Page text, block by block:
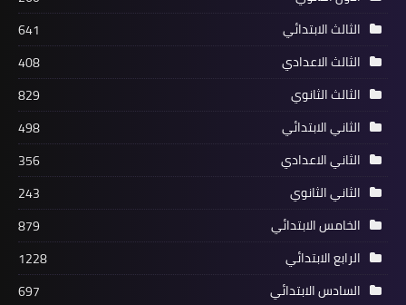
الثالث الابتدائي
641
الثالث الاعدادي
408
الثالث الثانوي
829
الثاني الابتدائي
498
الثاني الاعدادي
356
الثاني الثانوي
243
الخامس الابتدائي
879
الرابع الابتدائي
1228
السادس الابتدائي
697